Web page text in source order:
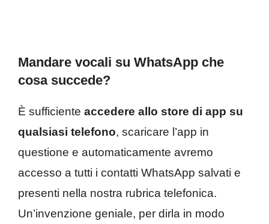
Mandare vocali su WhatsApp che
cosa succede?
È sufficiente accedere allo store di app su
qualsiasi telefono, scaricare l’app in
questione e automaticamente avremo
accesso a tutti i contatti WhatsApp salvati e
presenti nella nostra rubrica telefonica.
Un’invenzione geniale, per dirla in modo